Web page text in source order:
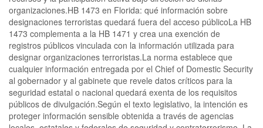
organizaciones.HB 1473 en Florida: qué información sobre
designaciones terroristas quedará fuera del acceso públicoLa HB
1473 complementa a la HB 1471 y crea una exención de
registros públicos vinculada con la información utilizada para
designar organizaciones terroristas.La norma establece que
cualquier información entregada por el Chief of Domestic Security
al gobernador y al gabinete que revele datos críticos para la
seguridad estatal o nacional quedará exenta de los requisitos
públicos de divulgación.Según el texto legislativo, la intención es
proteger información sensible obtenida a través de agencias